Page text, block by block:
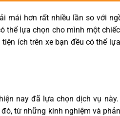
mái hơn rất nhiều lần so với
thể lựa chọn cho mình một
ích trên xe bạn đều có thể
nay đã lựa chọn dịch vụ
từ những kinh nghiệm và